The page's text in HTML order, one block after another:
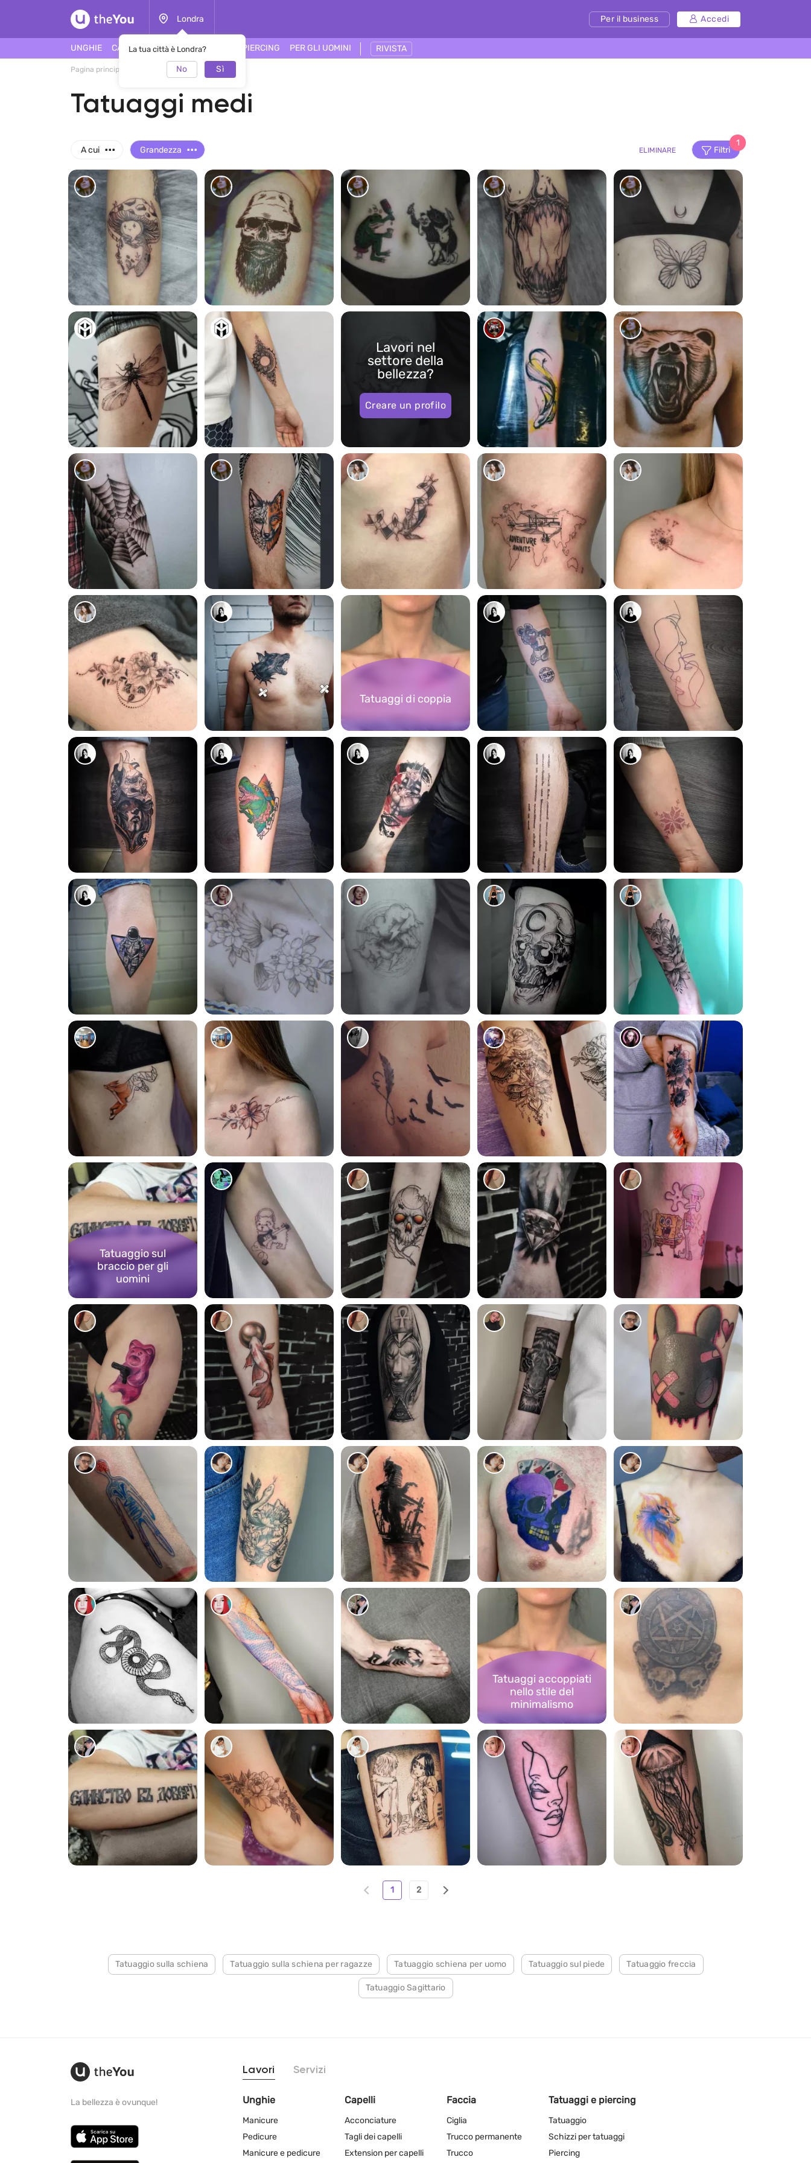
Londra
La tua città è Londra?
No Sì
Per il business Accedi
UNGHIE CAPELLI FACCIA TATUAGGI PIERCING PER GLI UOMINI RIVISTA
Pagina principale Tatuaggi medi
Tatuaggi medi
A cui ... Grandezza ... ELIMINARE Filtri
1
2 3
3 13838
Lavori nel
settore della
bellezza?
Creare un profilo
20062 10338
7295
5972
Tatuaggi di coppia
5962
4334 4597 3437 2241
926 977
795 1374
Tatuaggio sul
braccio per gli
uomini
1043 3617 2903 3260
2674 2912 2339 1036
759 487 949
1225
Tatuaggi accoppiati
nello stile del
minimalismo
562 474 634
1 2
Tatuaggio sulla schiena Tatuaggio sulla schiena per ragazze Tatuaggio schiena per uomo Tatuaggio sul piede Tatuaggio freccia
Tatuaggio Sagittario
La bellezza è ovunque!
Lavori Servizi
Unghie
Manicure
Pedicure
Manicure e pedicure
Capelli
Acconciature
Tagli dei capelli
Extension per capelli
Faccia
Ciglia
Trucco permanente
Trucco
Tatuaggi e piercing
Tatuaggio
Schizzi per tatuaggi
Piercing